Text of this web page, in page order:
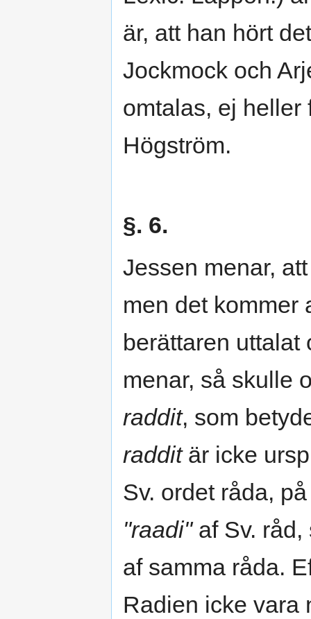
är, att han hört
Jockmock och
omtalas, ej heller
Högström.
§. 6.
Jessen menar,
men det kommer
berättaren uttalat
menar, så skulle
raddit, som
radditär icke
Sv. ordet råda,
"raadi"af Sv. råd,
af samma råda.
Radien icke vara